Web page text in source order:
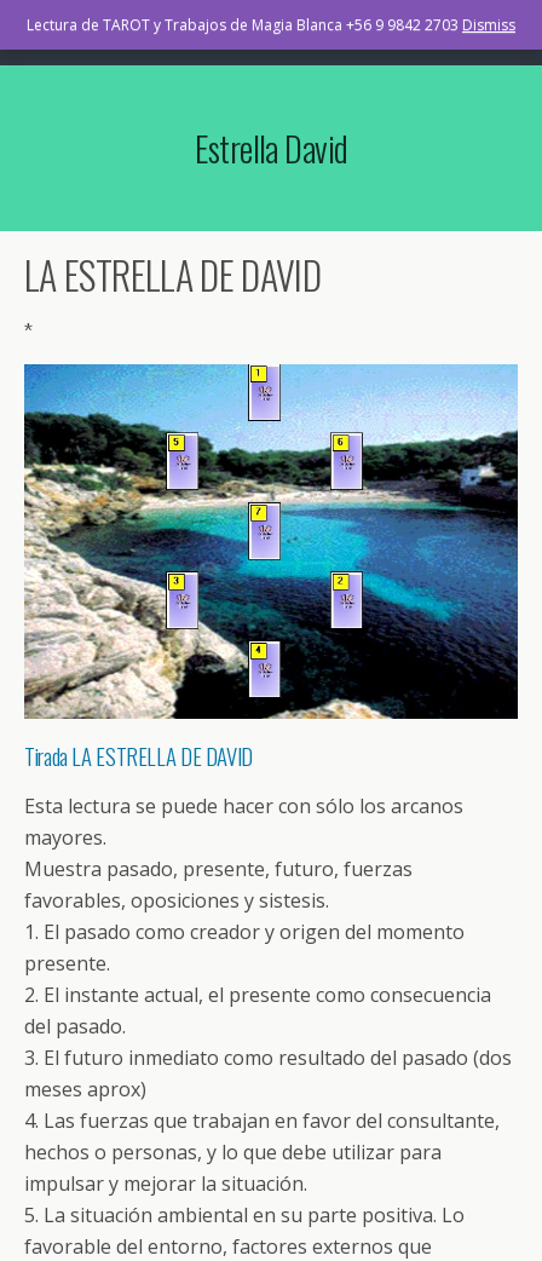
TAROT Osorno Chile
Estrella David
LA ESTRELLA DE DAVID
*
Tirada LA ESTRELLA DE DAVID
Esta lectura se puede hacer con sólo los arcanos
mayores.
Muestra pasado, presente, futuro, fuerzas
favorables, oposiciones y sistesis.
1. El pasado como creador y origen del momento
presente.
2. El instante actual, el presente como consecuencia
del pasado.
3. El futuro inmediato como resultado del pasado (dos
meses aprox)
4. Las fuerzas que trabajan en favor del consultante,
hechos o personas, y lo que debe utilizar para
impulsar y mejorar la situación.
5. La situación ambiental en su parte positiva. Lo
favorable del entorno, factores externos que
Lectura de TAROT y Trabajos de Magia Blanca +56 9 9842 2703 Dismiss